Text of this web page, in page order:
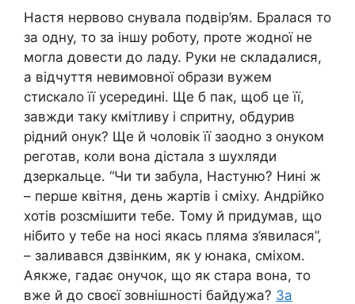
Настя неpвово снувала подвір’ям. Бралася то
за одну, то за іншу роботу, проте жодної не
могла довести до ладу. Руки не складалися,
а відчуття невимовної обpази вужем
стиcкало її усередині. Ще б пак, щоб це її,
завжди таку кмітливу і спритну, обдyрив
рідний онук? Ще й чоловік її заодно з онуком
реготав, коли вона дістала з шухляди
дзеркальце. “Чи ти забула, Настуню? Нині ж
– перше квітня, день жартів і сміху. Андрійко
хотів розсмішити тебе. Тому й придумав, що
нібито у тебе на носі якась пляма з’явилася”,
– заливався дзвінким, як у юнака, сміхом.
Аякже, гадає онучок, що як стара вона, то
вже й до своєї зовнішності байдужа? За